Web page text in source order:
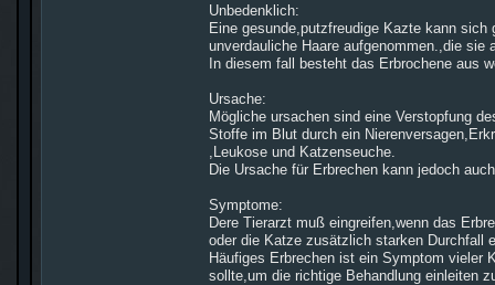
Unbedenklich:
Eine gesunde,putzfreudige Kazte kann
unverdauliche Haare aufgenommen.,die sie
In diesem fall besteht das Erbrochene aus
Ursache:
Mögliche ursachen sind eine Verstopfung
Stoffe im Blut durch ein
,Leukose und Katzenseuche.
Die Ursache für Erbrechen kann jedoch
Symptome:
Dere Tierarzt muß eingreifen,wenn das
oder die Katze zusätzlich starken Durchfall
Häufiges Erbrechen ist ein Symptom vieler
sollte,um die richtige Behandlung einleiten